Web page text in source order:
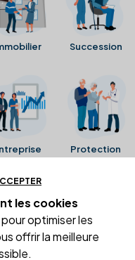
Succession
Protection
de la fiche Google
ni été collectés ni
les cookies
optimiser les
offrir la meilleure